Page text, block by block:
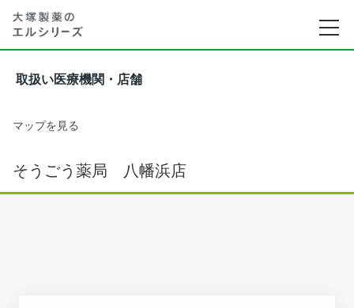
取扱い医療機関・店舗
マップを見る
そうごう薬局 八幡浜店